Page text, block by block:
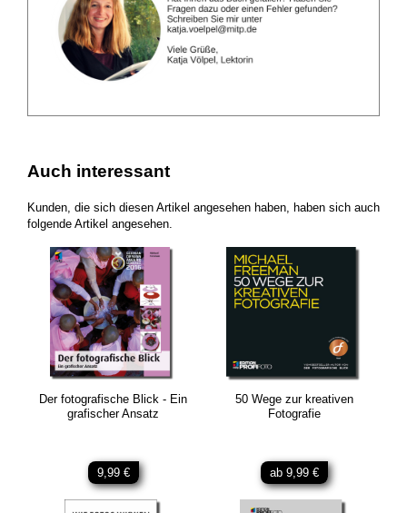
Auch interessant
Kunden, die sich diesen Artikel angesehen haben, haben sich auch
folgende Artikel angesehen.
Der fotografische Blick - Ein
grafischer Ansatz
9,99 €
50 Wege zur kreativen
Fotografie
ab 9,99 €